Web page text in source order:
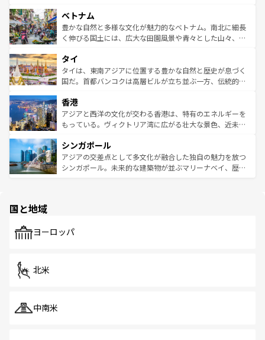
参照してほしい。
容にもいいと評判のスイーツなど、バラエティ豊かな料理
が味わえる。 なお、新着の台湾情報は コンテンツ一覧を参
照してほしい。
き、地方に足を延ばせば四季折々の自然美を楽しむことが
できる。そして、キムチや焼肉、絶品のストリートフード
まで、さまざまな韓国料理が待っている。夜には、韓国な
リティに包まれながら、韓国の多彩な魅力を心ゆくまで味
わってみてほしい。 なお、新着の韓国情報はコンテンツ一
覧を参照してほしい。
ベトナム
豊かな自然と多様な文化が魅力的なベトナム。南北に細長
く伸びる国土には、広大な田園風景や青々とした山々、世
急速な発展と共に伝統が息づく。ハノイの古い町並みやホ
ーチミン市のフランス統治時代の建物も、独特の雰囲気を
醸し出している。また、バラエティの豊かさとおいしさで
とつ。フォーやバインミー、ベトナムコーヒーなどは、ぜ
ひ現地で味わいたい。どの地域を訪れてもあたたかい人々
が旅行者を迎えてくれるので、きっと忘れられない旅にな
参照してほしい。
タイ
タイは、東南アジアに位置する豊かな自然と歴史が息づく
国だ。首都バンコクは高層ビルが立ち並ぶ一方、伝統的な
の活気が交差している。北部ではチェンマイなどの山岳地
帯で自然と触れ合い、南部ではプーケットやクラビの美し
いビーチでリゾート気分を楽しむことができる。タイ料理
激する。気候は一年中温暖で、どの季節にも異なる楽しみ
が待っている。親しみやすいタイの人々、仏教を中心とし
た文化、そして多様な観光資源が、訪れる旅人を魅了し続
香港
アジアと西洋の文化が交わる香港は、特有のエネルギーを
もっている。ヴィクトリア湾に広がる壮大な景色、近未来
み、どこを訪れても感動するはず。観光スポットが密集し
ており、効率よく見どころを回れるのも魅力。息をのむよ
うな絶景から文化的な体験まで、香港を存分に楽しみ尽く
シンガポール
アジアの交差点として多文化が融合した独自の魅力を放つ
シンガポール。未来的な建築物が並ぶマリーナベイ、歴史
で、ホーカーズは地元の風情を楽しめる外せないスポット
国と地域
ヨーロッパ
北米
中南米